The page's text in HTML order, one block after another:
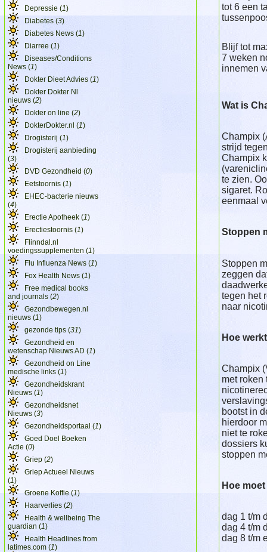
Depressie (1)
Diabetes (3)
Diabetes News (1)
Diarree (1)
Diseases/Conditions
News (1)
Dokter Dieet Advies (1)
Dokter Dokter Nl
nieuws (2)
Dokter on line (2)
DokterDokter.nl (1)
Drogisterij (1)
Drogisterij aanbieding
(3)
DVD Gezondheid (0)
Eetstoornis (1)
EHEC-bacterie nieuws
(4)
Erectie Apotheek (1)
Erectiestoornis (1)
Flinndal.nl
voedingssupplementen (1)
Flu Influenza News (1)
Fox Health News (1)
Free medical books
and journals (2)
Gezondbewegen.nl
nieuws (1)
gezonde tips (31)
Gezondheid en
wetenschap Nieuws AD (1)
Gezondheid on Line
medische links (1)
Gezondheidskrant
Nieuws (1)
Gezondheidsnet
Nieuws (3)
Gezondheidsportaal (1)
Goed Doel Boeken
Actie (0)
Griep (2)
Griep Actueel Nieuws
(1)
Groene Koffie (1)
Haarverlies (2)
Health & wellbeing The
guardian (1)
Health Headlines from
latimes.com (1)
tot 6 een
Blijf tot
7 weken
innemen
Wat is
Champix
strijd
Champix
te zien.
sigaret.
eenmaal
Stoppen
Stoppen
zeggen
tegen het
naar
Hoe
Champix
met roken
bootst in
hierdoor
niet te
dossiers
stoppen
Hoe
dag 1 t/m
dag 4 t/m
dag 8 t/m